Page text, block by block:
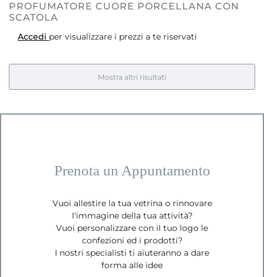
PROFUMATORE CUORE PORCELLANA CON
SCATOLA
Accedi per visualizzare i prezzi a te riservati
Mostra altri risultati
Prenota un Appuntamento
Vuoi allestire la tua vetrina o rinnovare
l'immagine della tua attività?
Vuoi personalizzare con il tuo logo le
confezioni ed i prodotti?
I nostri specialisti ti aiuteranno a dare
forma alle idee